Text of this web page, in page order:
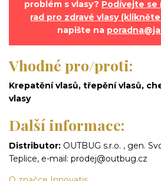
problém s vlasy? Podívejte se
rad pro zdravé vlasy
napište na
Vhodné pro/proti:
Krepatění vlasů, třepění vlasů,
vlasy
Další informace:
Distributor: OUTBUG s.r.o. , gen.
Teplice, e-mail: prodej@outbug.cz